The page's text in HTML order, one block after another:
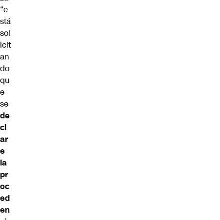
“e
stá
sol
icit
an
do
qu
e
se
de
cl
ar
e
la
pr
oc
ed
en